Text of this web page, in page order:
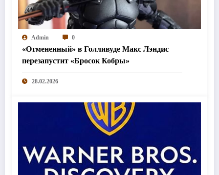
Admin 0
«Отмененный» в Голливуде Макс Лэндис
перезапустит «Бросок Кобры»
28.02.2026